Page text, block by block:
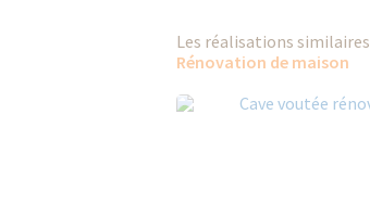
Les réalisations similaires
Rénovation de maison